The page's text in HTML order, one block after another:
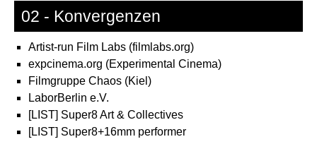
02 - Konvergenzen
Artist-run Film Labs (filmlabs.org)
expcinema.org (Experimental Cinema)
Filmgruppe Chaos (Kiel)
LaborBerlin e.V.
[LIST] Super8 Art & Collectives
[LIST] Super8+16mm performer